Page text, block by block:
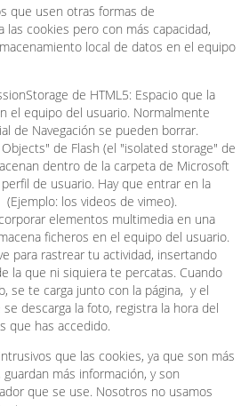
que usen otras formas de
las cookies pero con más capacidad,
local de datos en el equipo
de HTML5: Espacio que la
el equipo del usuario. Normalmente
de Navegación se pueden borrar.
de Flash (el "isolated storage" de
dentro de la carpeta de Microsoft
de usuario. Hay que entrar en la
los videos de vimeo).
elementos multimedia en una
ficheros en el equipo del usuario.
para rastrear tu actividad, insertando
la que ni siquiera te percatas. Cuando
se te carga junto con la página, y el
descarga la foto, registra la hora del
que has accedido.
que las cookies, ya que son más
más información, y son
que se use. Nosotros no usamos